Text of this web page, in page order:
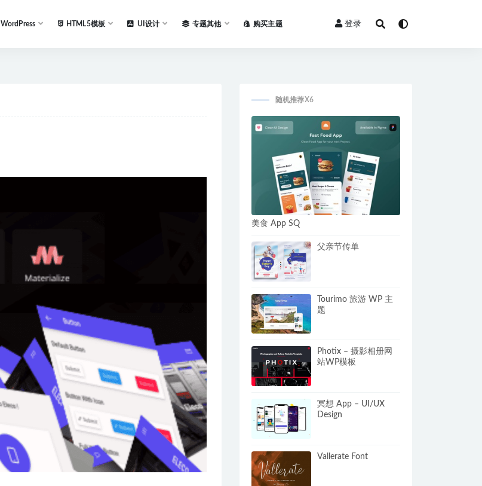
WordPress HTML5模板 UI设计 专题其他 购买主题 登录
随机推荐X6
美食 App SQ
父亲节传单
Tourimo 旅游 WP 主
题
Photix – 摄影相册网
站WP模板
冥想 App – UI/UX
Design
Vallerate Font